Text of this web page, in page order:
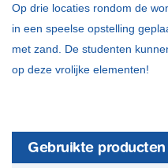
Op drie locaties rondom de
in een speelse opstelling
met zand. De studenten
op deze vrolijke elementen!
Gebruikte producten